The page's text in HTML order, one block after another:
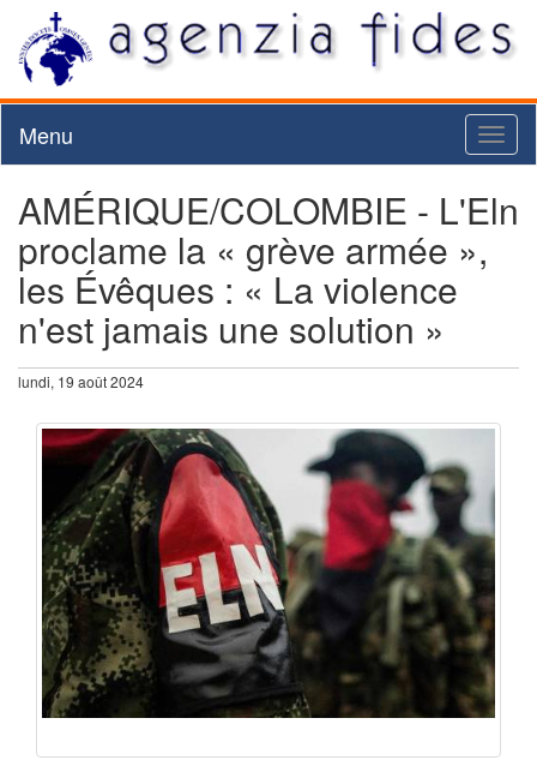
Menu
AMÉRIQUE/COLOMBIE - L'Eln
proclame la « grève armée »,
les Évêques : « La violence
n'est jamais une solution »
lundi, 19 août 2024